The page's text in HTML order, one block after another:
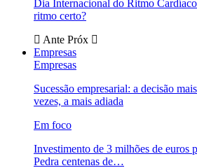
Dia Internacional do Ritmo
ritmo certo?
Ante Próx
Empresas
Empresas
Sucessão empresarial: a decisão
vezes, a mais adiada
Em foco
Investimento de 3 milhões de euros
Pedra centenas de…